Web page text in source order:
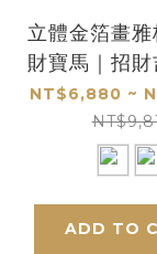
立體金箔畫
財寶馬｜招財
擺飾 企業開
禮推
NT$6,880 ~
ADD TO